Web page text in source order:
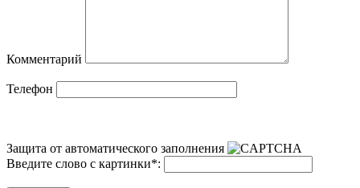
Комментарий
Телефон
Защита от автоматического заполнения
Введите слово с картинки*: